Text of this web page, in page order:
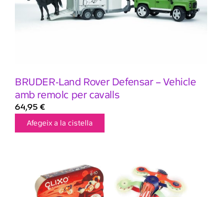
BRUDER-Land Rover Defensar – Vehicle
amb remolc per cavalls
64,95 €
Afegeix a la cistella